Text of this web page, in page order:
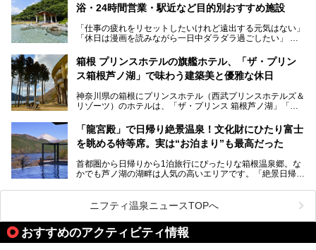
今回は、そんな大注目の施設に一足先にお邪魔し、その全貌
を見学させていただきました！
サウナ室の中に咲き誇る桜、魚たちが泳ぐ水風呂、そしてバ
リのビーチを思わせる休憩スペース…。驚きの連続だった館
内の様子をレポートします！
浴・24時間営業・駅近など目的別おすすめ施設
「仕事の疲れをリセットしたいけれど遠出する元気はない」
「休日は漫画を読みながら一日中ダラダラ過ごしたい」
たい」
そんな「癒やされたい」という願いを叶えてくれるのが、神
神奈川県には、サウナや岩盤浴、一日中遊べるエンタメ施設
など、“非日常”を味わえるスーパー銭湯が数多く揃っていま
う」という人も多いはず。
そこで今回は、神奈川県内の人気施設26選を「安さ」「岩
業」「駅近」など、目的別に厳選して紹介します。
今の気分にぴったりの施設を見つけて、最高のリフレッシュ
箱根 プリンスホテルの旗艦ホテル、「ザ・プリン
ス箱根芦ノ湖」で味わう建築美と優雅な休日
神奈川県の箱根にプリンスホテル（西武プリンスホテルズ＆
リゾーツ）のホテルは、「ザ・プリンス 箱根芦ノ湖」「芦
「箱根仙石原プリンスホテル」と4軒あり、今回ご紹介する
「ザ・プリンス 箱根芦ノ湖」は、その中でもフラッグシッ
プ（旗艦）に位置づけられる特別なホテルです。
昭和の日本を代表する建築家の一人、村野藤吾が芦ノ湖の畔
に建てた桃源郷のようなホテルがここ。自家源泉の温泉や、
提供元：株式会社西武・プリンスホテルズワールドワイド
【PR】
この記事はザ・プリンス 箱根芦ノ湖のPR記事です。
「龍宮殿」で日帰り絶景温泉！文化財にひたり富士
を眺める特等席。実は“お泊まり”も最高だった
首都圏から日帰りから1泊旅行にぴったりな箱根温泉郷。な
かでも芦ノ湖の湖畔は人気の高いエリアです。「絶景日帰り
が楽しめるまさに眺望自慢の日帰り温泉。
そしてここは全24室の「箱根 芦ノ湖畔蛸川温泉 龍宮殿」と
して宿泊もできます。宿泊者は「龍宮殿本館」の営業時間に
加えて、朝6時からの宿泊者専用時間帯にも「龍宮殿本館」
のお風呂が利用できます。
ニフティ温泉ニュースTOPへ
おすすめのアクティビティ情報